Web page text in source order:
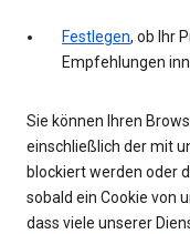
Festlegen, ob Ihr
Empfehlungen
Sie können Ihren
einschließlich der mit
blockiert werden oder
sobald ein Cookie von
dass viele unserer